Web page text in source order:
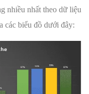
nhiều nhất theo dữ liệu
các biểu đồ dưới đây: